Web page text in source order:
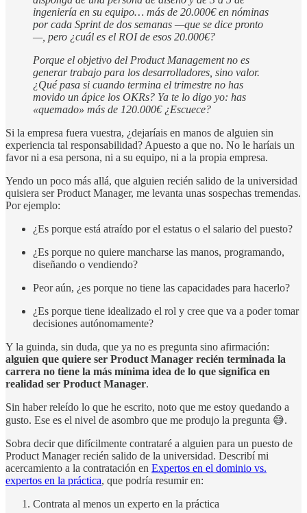
ingeniería en su equipo… más de 20.000€ en nóminas
por cada Sprint de dos semanas —que se dice pronto
—, pero ¿cuál es el ROI de esos 20.000€?
Porque el objetivo del Product Management no es
generar trabajo para los desarrolladores, sino valor.
¿Qué pasa si cuando termina el trimestre no has
movido un ápice los OKRs? Ya te lo digo yo: has
«quemado» más de 120.000€ ¿Escuece?
Si la empresa fuera vuestra, ¿dejaríais en manos de alguien sin
experiencia tal responsabilidad? Apuesto a que no. No le haríais un
favor ni a esa persona, ni a su equipo, ni a la propia empresa.
Yendo un poco más allá, que alguien recién salido de la universidad
quisiera ser Product Manager, me levanta unas sospechas tremendas.
Por ejemplo:
¿Es porque está atraído por el estatus o el salario del puesto?
¿Es porque no quiere mancharse las manos, programando,
diseñando o vendiendo?
Peor aún, ¿es porque no tiene las capacidades para hacerlo?
¿Es porque tiene idealizado el rol y cree que va a poder tomar
decisiones autónomamente?
Y la guinda, sin duda, que ya no es pregunta sino afirmación:
alguien que quiere ser Product Manager recién terminada la
carrera no tiene la más mínima idea de lo que significa en
realidad ser Product Manager.
Sin haber releído lo que he escrito, noto que me estoy quedando a
gusto. Ese es el nivel de asombro que me produjo la pregunta 😅.
Sobra decir que difícilmente contrataré a alguien para un puesto de
Product Manager recién salido de la universidad. Describí mi
acercamiento a la contratación en Expertos en el dominio vs.
expertos en la práctica, que podría resumir en:
Contrata al menos un experto en la práctica